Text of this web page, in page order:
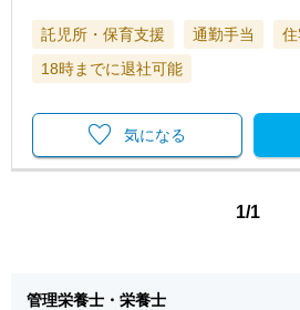
託児所・保育支援 通勤手当
18時までに退社可能
気になる
1/1
管理栄養士・栄養士